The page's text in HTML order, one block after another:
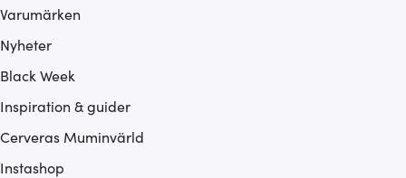
Varumärken
Nyheter
Black Week
Inspiration & guider
Cerveras Muminvärld
Instashop